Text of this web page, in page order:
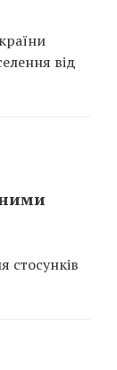
від
стосунків